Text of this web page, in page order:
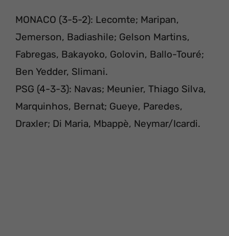
MONACO (3-5-2): Lecomte; Maripan,
Jemerson, Badiashile; Gelson Martins,
Fabregas, Bakayoko, Golovin, Ballo-Touré;
Ben Yedder, Slimani.
PSG (4-3-3): Navas; Meunier, Thiago Silva,
Marquinhos, Bernat; Gueye, Paredes,
Draxler; Di Maria, Mbappè, Neymar/Icardi.